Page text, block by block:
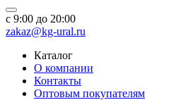
c 9:00 до 20:00
zakaz@kg-ural.ru
Каталог
О компании
Контакты
Оптовым покупателям